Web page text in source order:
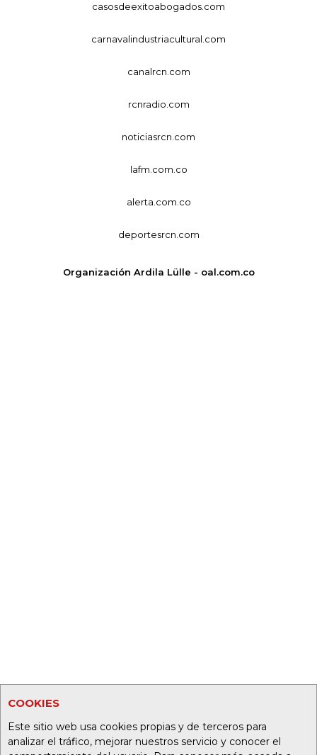
COOKIES
Este sitio web usa cookies propias y de terceros para
analizar el tráfico, mejorar nuestros servicio y conocer el
casosdeexitoabogados.com
carnavalindustriacultural.com
canalrcn.com
rcnradio.com
noticiasrcn.com
lafm.com.co
alerta.com.co
deportesrcn.com
Organización Ardila Lülle - oal.com.co